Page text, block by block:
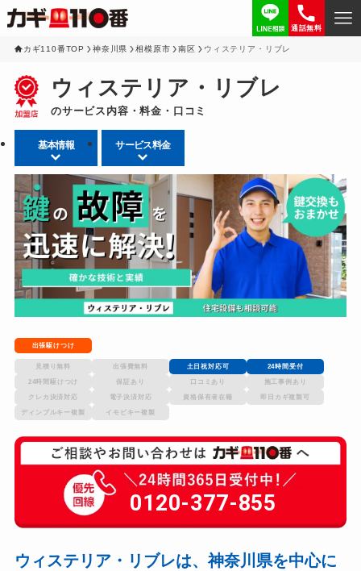
通話無料
カギ110番TOP 神奈川県 相模原市 南区 ウィステリア・リブレ
ウィステリア・リブレ
のサービス内容・料金・口コミ
基本情報 サービス料金
出張駆けつけ
見積り無料 出張費無料 土日祝対応可 24時間受付
24時間駆けつけ 保証あり 口コミあり 施工事例あり
クレカ決済対応 電子決済対応 資格保有者在籍 即日カギ複製可
ディンプルキー複製 イモビキー複製
0120-377-855
ウィステリア・リブレは、神奈川県を中心に